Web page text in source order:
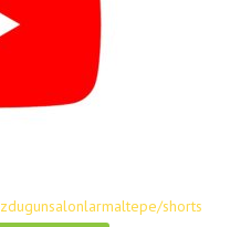
shorts